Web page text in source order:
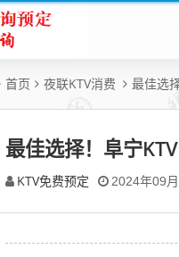
首页 夜联KTV消费 最佳选
最佳选择！阜宁
KTV免费预定 2024年09